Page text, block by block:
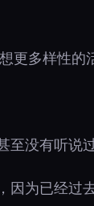
更多样性的
至没有听说
因为已经过